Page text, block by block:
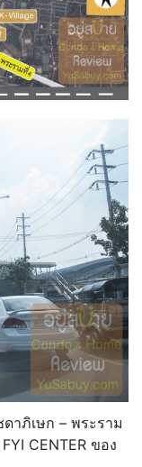
าภิเษก – พระราม
CENTER ของ